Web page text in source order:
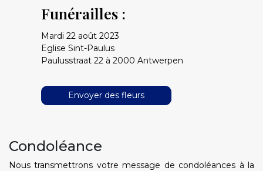
Funérailles :
Mardi 22 août 2023
Eglise Sint-Paulus
Paulusstraat 22 à 2000 Antwerpen
Envoyer des fleurs
Condoléance
Nous transmettrons votre message de condoléances à la